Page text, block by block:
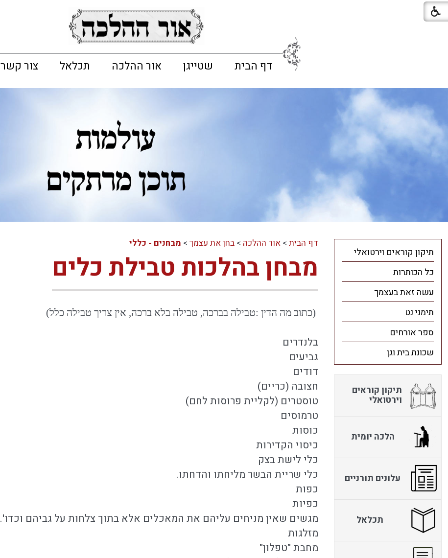
דף הבית שטייגן אור ההלכה תכלאל צור קשר
דף הבית> אור ההלכה > בחן את עצמך> מבחנים - כללי
מבחן בהלכות טבילת כלים
(כתוב מה הדין :טבילה בברכה, טבילה בלא ברכה, אין צריך טבילה כלל)
בלנדרים
גביעים
דודים
חצובה (כריים)
טוסטרים (לקליית פרוסות לחם)
טרמוסים
כוסות
כיסוי הקדירות
כלי לישת בצק
כלי שריית הבשר מליחתו והדחתו.
כפות
כפיות
מגשים שאין מניחים עליהם את המאכלים אלא בתוך צלחות על גביהם וכדו'.
מזלגות
מחבת "טפלון"
תיקון קוראים וירטואלי
כל הכותרות
עשה זאת בעצמך
תימני נט
ספר אורחים
שכונת בית וגן
תיקון קוראים
וירטואלי
הלכה יומית
עלונים תורניים
תכלאל